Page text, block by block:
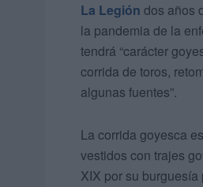
La Legión dos años
la pandemia de la
tendrá “carácter
corrida de toros,
algunas fuentes”.
La corrida goyesca
vestidos con trajes
XIX por su